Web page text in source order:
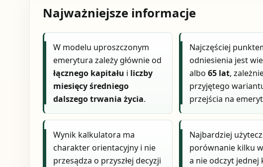
Najważniejsze informacje
W modelu uproszczonym
emerytura zależy głównie od
łącznego kapitału i liczby
miesięcy średniego
dalszego trwania życia.
Najczęściej
odniesienia jest
albo65 lat,
przyjętego
przejścia na
Wynik kalkulatora ma
charakter orientacyjny i nie
przesądza o przyszłej decyzji
Najbardziej
porównanie kilku
a nie odczyt jednej